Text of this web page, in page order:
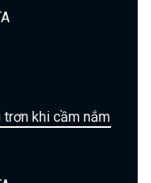
trơn khi cầm nắm